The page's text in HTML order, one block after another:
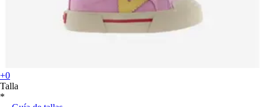
+0
Talla
*